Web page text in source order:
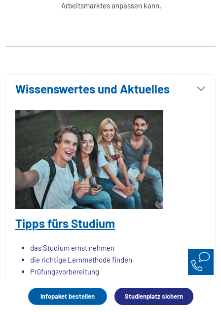
Infopaket bestellen Studienplatz sichern
Arbeitsmarktes anpassen kann.
Wissenswertes und Aktuelles
Tipps fürs Studium
das Studium ernst nehmen
die richtige Lernmethode finden
Prüfungsvorbereitung
Weiterlesen